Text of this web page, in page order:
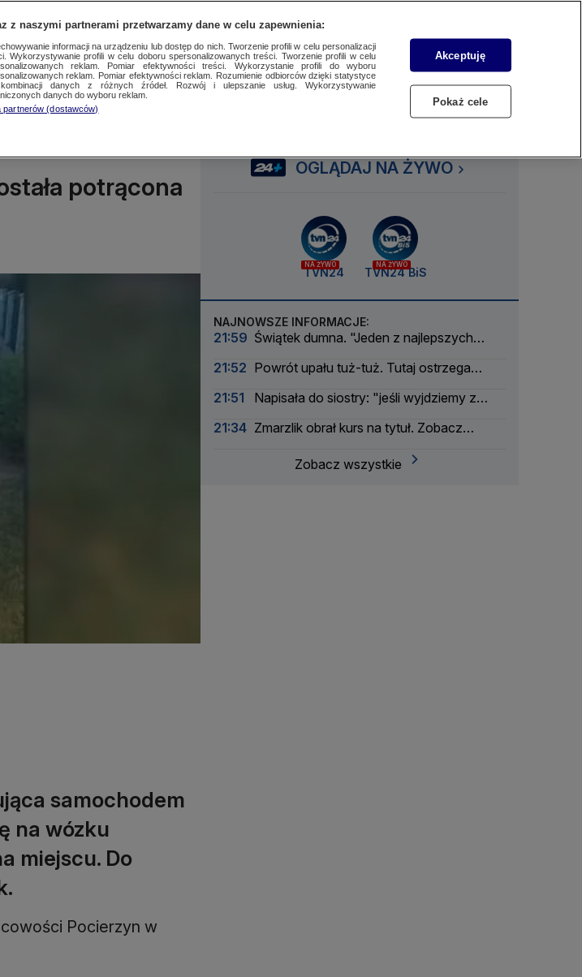
SUBSKRYBUJ
SzukajZaloguj się
CzytajSłuchaj
potrącona
samochodem
na wózku
miejscu. Do
Pocierzyn w
OGLĄDAJ NA ŻYWO
NA ŻYWO
TVN24
NA ŻYWO
TVN24 BiS
NAJNOWSZE INFORMACJE:
21:59 Świątek dumna. "Jeden z najlepszych
21:52 Powrót upału tuż-tuż. Tutaj ostrzega
21:51
Napisała do siostry: "jeśli wyjdziemy z
21:34 Zmarzlik obrał kurs na tytuł. Zobacz
Zobacz wszystkie
z naszymi partnerami przetwarzamy dane w celu zapewnienia:
informacji na urządzeniu lub dostęp do nich. Tworzenie profili w celu personalizacji
Wykorzystywanie profili w celu doboru spersonalizowanych treści. Tworzenie profili w celu
reklam. Pomiar efektywności treści. Wykorzystanie profili do wyboru
reklam. Pomiar efektywności reklam. Rozumienie odbiorców dzięki statystyce
danych z różnych źródeł. Rozwój i ulepszanie usług. Wykorzystywanie
danych do wyboru reklam.
partnerów (dostawców)
Akceptuję
Pokaż cele